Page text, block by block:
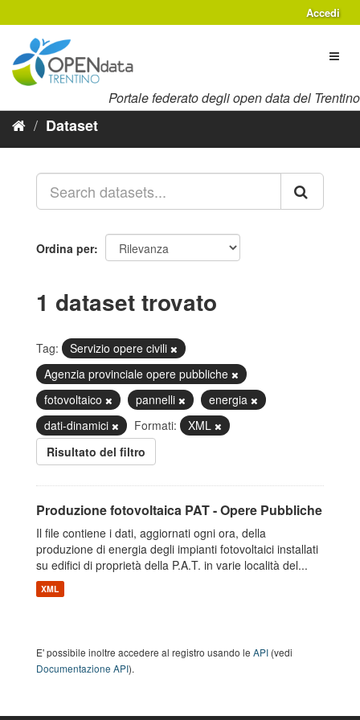
al
contenuto
Accedi
Portale federato degli open data del Trentino
Dataset
Ordina per
1 dataset trovato
Tag:
Servizio opere civili
Agenzia provinciale opere pubbliche
fotovoltaico
pannelli
energia
dati-dinamici
Formati:
XML
Risultato del filtro
Produzione fotovoltaica PAT - Opere Pubbliche
Il file contiene i dati, aggiornati ogni ora, della
produzione di energia degli impianti fotovoltaici installati
su edifici di proprietà della P.A.T. in varie località del...
XML
E' possibile inoltre accedere al registro usando le API (vedi
Documentazione API).